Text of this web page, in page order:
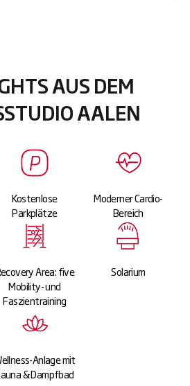
AUS DEM
AALEN
Kostenlose
Parkplätze
Moderner Cardio-
Bereich
Area: five
Mobility- und
Faszientraining
Solarium
Anlage mit
& Dampfbad